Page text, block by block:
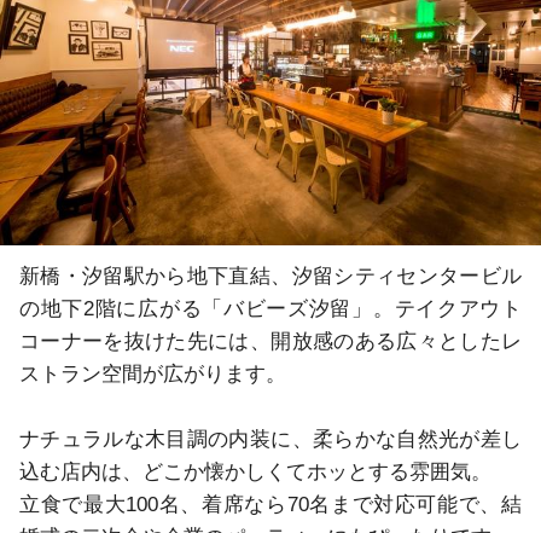
新橋・汐留駅から地下直結、汐留シティセンタービル
の地下2階に広がる「バビーズ汐留」。テイクアウト
コーナーを抜けた先には、開放感のある広々としたレ
ストラン空間が広がります。
ナチュラルな木目調の内装に、柔らかな自然光が差し
込む店内は、どこか懐かしくてホッとする雰囲気。
立食で最大100名、着席なら70名まで対応可能で、結